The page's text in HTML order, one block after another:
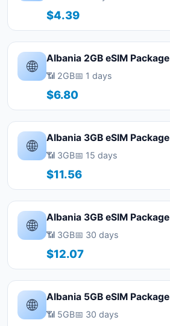
$4.39
🌐 Albania 2GB eSIM Package
📶 2GB📅 1 days
$6.80
🌐 Albania 3GB eSIM Package
📶 3GB📅 15 days
$11.56
🌐 Albania 3GB eSIM Package
📶 3GB📅 30 days
$12.07
🌐 Albania 5GB eSIM Package
📶 5GB📅 30 days